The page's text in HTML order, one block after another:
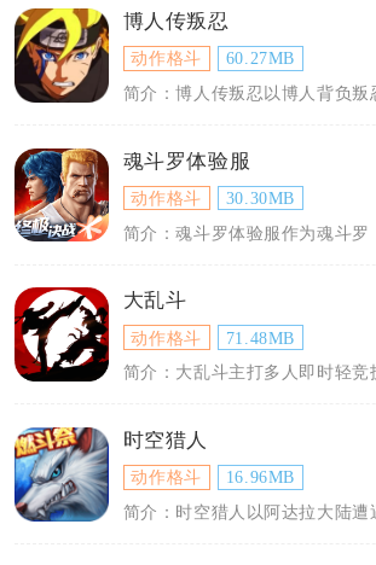
博人传叛忍
动作格斗
60.27MB
魂斗罗体验服
动作格斗
30.30MB
大乱斗
动作格斗
71.48MB
时空猎人
动作格斗
16.96MB